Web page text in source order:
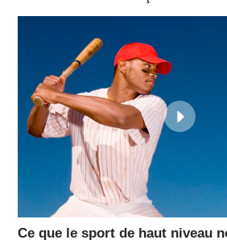
Ce que le sport de haut niveau